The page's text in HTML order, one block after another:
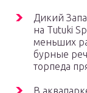
Дикий
на Tutuki
меньших
бурные
торпеда
В